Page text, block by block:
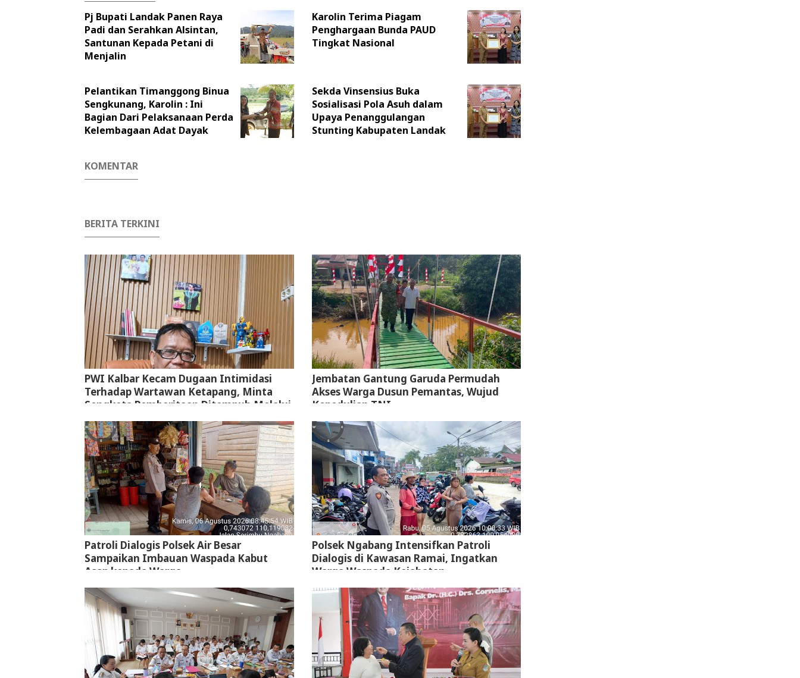
Pj Bupati Landak Panen Raya
Padi dan Serahkan Alsintan,
Santunan Kepada Petani di
Menjalin
Karolin Terima Piagam
Penghargaan Bunda PAUD
Tingkat Nasional
Pelantikan Timanggong Binua
Sengkunang, Karolin : Ini
Bagian Dari Pelaksanaan Perda
Kelembagaan Adat Dayak
Sekda Vinsensius Buka
Sosialisasi Pola Asuh dalam
Upaya Penanggulangan
Stunting Kabupaten Landak
KOMENTAR
BERITA TERKINI
PWI Kalbar Kecam Dugaan Intimidasi
Terhadap Wartawan Ketapang, Minta
Sengketa Pemberitaan Ditempuh Melalui
Jalur Hukum
Jembatan Gantung Garuda Permudah
Akses Warga Dusun Pemantas, Wujud
Kepedulian TNI
Patroli Dialogis Polsek Air Besar
Sampaikan Imbauan Waspada Kabut
Asap kepada Warga
Polsek Ngabang Intensifkan Patroli
Dialogis di Kawasan Ramai, Ingatkan
Warga Waspada Kejahatan